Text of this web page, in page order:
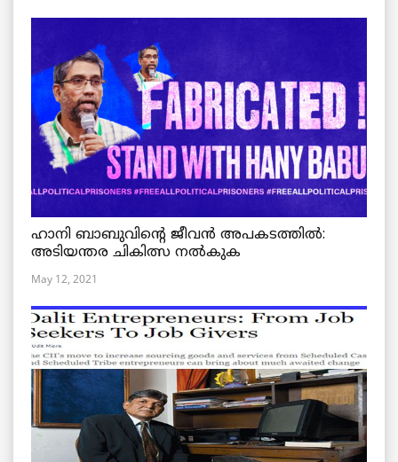
ഹാനി ബാബുവിന്റെ ജീവൻ അപകടത്തിൽ:
അടിയന്തര ചികിത്സ നൽകുക
May 12, 2021